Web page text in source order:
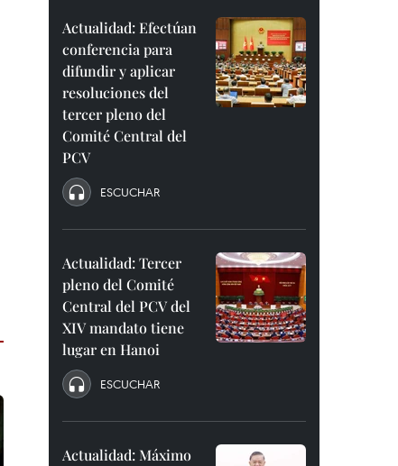
Actualidad: Efectúan
conferencia para
difundir y aplicar
resoluciones del
tercer pleno del
Comité Central del
PCV
ESCUCHAR
Actualidad: Tercer
pleno del Comité
Central del PCV del
XIV mandato tiene
lugar en Hanoi
ESCUCHAR
Actualidad: Máximo